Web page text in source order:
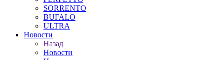
SORRENTO
BUFALO
ULTRA
Новости
Назад
Новости